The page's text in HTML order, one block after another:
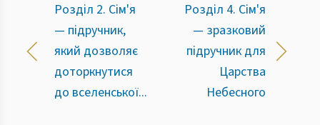
Розділ 2. Сім'я
— підручник,
який дозволяє
доторкнутися
до вселенської...
Розділ 4. Сім'я
— зразковий
підручник для
Царства
Небесного